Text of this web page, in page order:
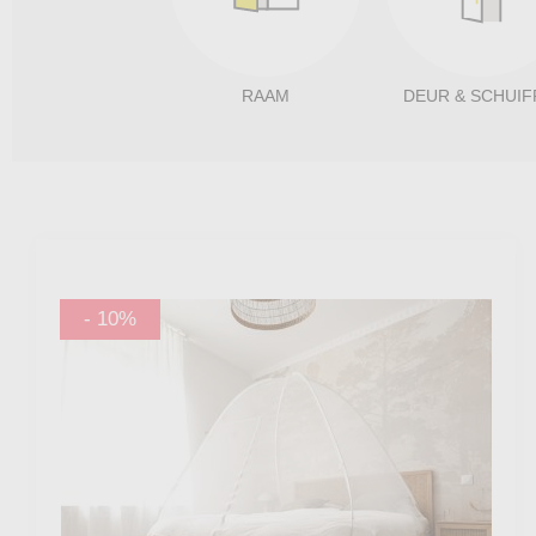
RAAM DEUR &
-10%
- 10%